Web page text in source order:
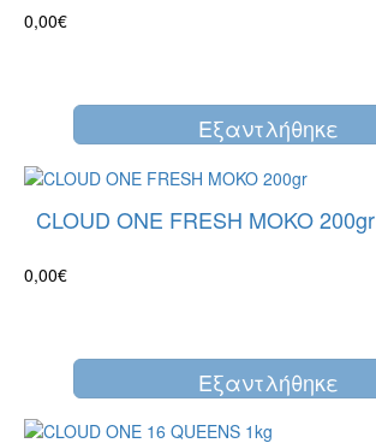
0,00€
Eξαντλήθηκε
CLOUD ONE FRESH MOKO 200gr
0,00€
Eξαντλήθηκε